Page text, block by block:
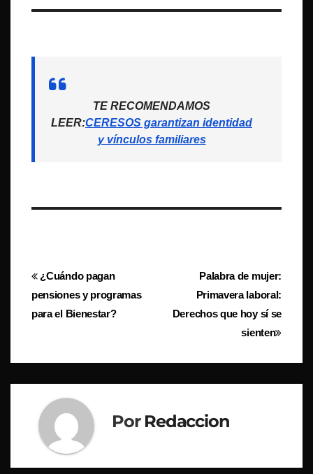
TE RECOMENDAMOS
LEER:CERESOS garantizan identidad
y vínculos familiares
Navegación
de
Palabra de mujer:
Primavera laboral:
Derechos que hoy sí se
sienten
¿Cuándo pagan
pensiones y programas
para el Bienestar?
Por Redaccion